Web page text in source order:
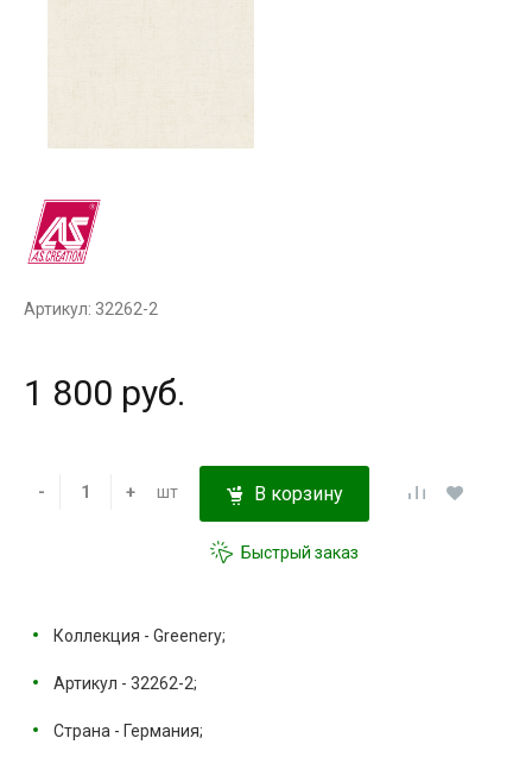
Артикул: 32262-2
1 800 руб.
- + шт В корзину
Быстрый заказ
Коллекция - Greenery;
Артикул - 32262-2;
Страна - Германия;